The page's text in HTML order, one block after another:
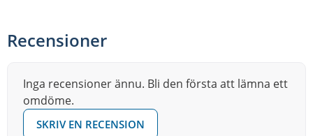
• Focused warm tone with enhanced low-frequency
• 1-ply 7.5-mil (Diplomat) or a 10-mil (Ambassador) film
laminated to a 3-mil polyspun fiber, with a 2-mil inlay
ring for overtone reduction
Recensioner
Inga recensioner ännu. Bli den första att lämna ett
omdöme.
SKRIV EN RECENSION